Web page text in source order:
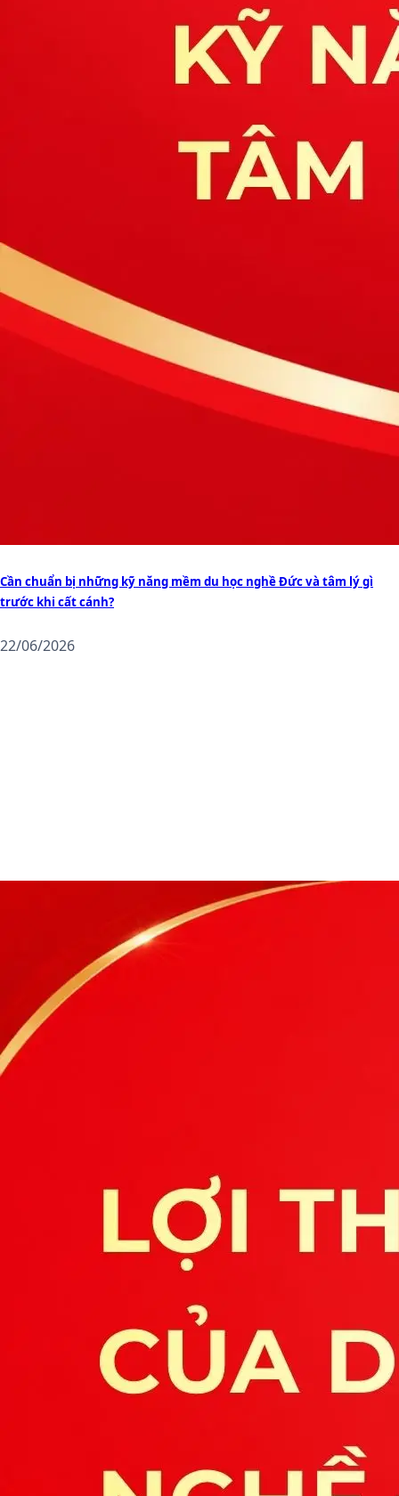
Cần chuẩn bị những kỹ năng mềm du học nghề Đức và tâm lý gì
trước khi cất cánh?
22/06/2026